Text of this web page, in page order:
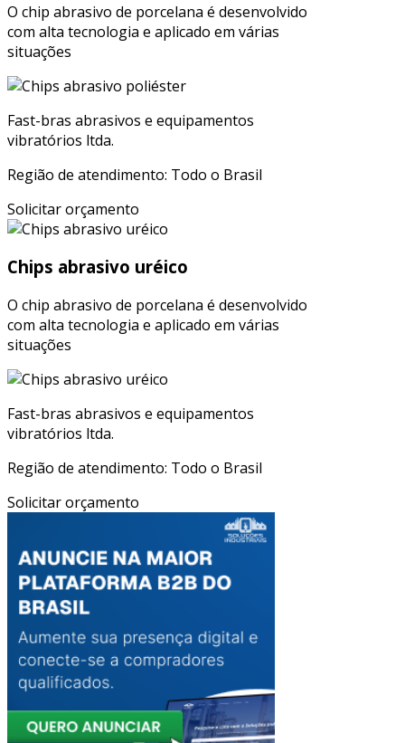
O chip abrasivo de porcelana é desenvolvido
com alta tecnologia e aplicado em várias
situações
Fast-bras abrasivos e equipamentos
vibratórios ltda.
Região de atendimento: Todo o Brasil
Solicitar orçamento
Chips abrasivo uréico
O chip abrasivo de porcelana é desenvolvido
com alta tecnologia e aplicado em várias
situações
Fast-bras abrasivos e equipamentos
vibratórios ltda.
Região de atendimento: Todo o Brasil
Solicitar orçamento